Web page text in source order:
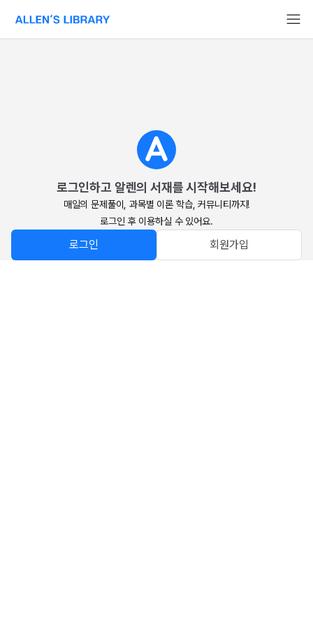
알렌의 서재 홈페이지로 이동
로그인하고 알렌의 서재를 시작해보세요!
매일의 문제풀이, 과목별 이론 학습, 커뮤니티까지!
로그인 후 이용하실 수 있어요.
로그인 회원가입